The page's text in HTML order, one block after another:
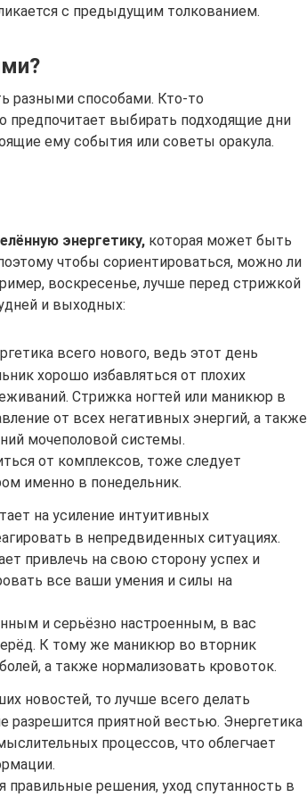
с предыдущим толкованием.
разными способами. Кто-то
предпочитает выбирать подходящие дни
ему события или советы оракула.
энергетику, которая может быть
чтобы сориентироваться, можно ли
воскресенье, лучше перед стрижкой
и выходных:
всего нового, ведь этот день
хорошо избавляться от плохих
Стрижка ногтей или маникюр в
от всех негативных энергий, а также
мочеполовой системы.
от комплексов, тоже следует
именно в понедельник.
на усиление интуитивных
в непредвиденных ситуациях.
привлечь на свою сторону успех и
все ваши умения и силы на
и серьёзно настроенным, в вас
К тому же маникюр во вторник
а также нормализовать кровоток.
новостей, то лучше всего делать
приятной вестью. Энергетика
процессов, что облегчает
решения, уход спутанность в